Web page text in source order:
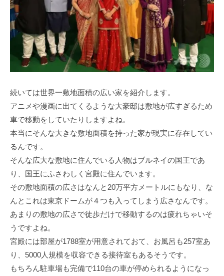
続いては世界一敷地面積の広い家を紹介します。
アニメや漫画に出てくるような大豪邸は敷地が広すぎるため
車で移動をしていたりしますよね。
本当にそんな大きな敷地面積を持った家が現実に存在してい
るんです。
そんな広大な敷地に住んでいる人物はブルネイの国王であ
り、国王にふさわしく宮殿に住んでいます。
その敷地面積の広さはなんと20万平方メートルにもなり、な
んとこれは東京ドームが４つも入ってしまう広さなんです。
あまりの敷地の広さで徒歩だけで移動するのは疲れちゃいそ
うですよね。
宮殿には部屋が1788室が用意されておて、お風呂も257室あ
り、5000人規模を収容できる接待室もあるそうです。
もちろん駐車場も完備で110台の車が停められるようになっ